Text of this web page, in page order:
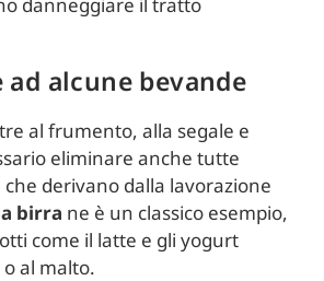
alcune bevande
al frumento, alla segale e
eliminare anche tutte
derivano dalla lavorazione
birra ne è un classico esempio,
come il latte e gli yogurt
al malto.